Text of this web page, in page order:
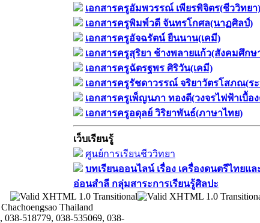
เอกสารครูอัมพวรรณ์ เพียรพิจิตร(ชีววิทยา)
เอกสารครูพิมพ์วดี จันทรโกศล(นาฏศิลป์)
เอกสารครูอัจฉรัตน์ ยืนนาน(เคมี)
เอกสารครูสุริยา ช้างพลายแก้ว(สังคมศึกษ
เอกสารครูฉัตรฐพร ศิริวัน(เคมี)
เอกสารครูรัชดาวรรณ์ จริยาวัตรโสภณ(ร
เอกสารครูเพ็ญนภา ทองดี(วงจรไฟฟ้าเบื้อ
เอกสารครูอดุลย์ วิริยาพันธ์(ภาษาไทย)
เว็บเรียนรู้
ศูนย์การเรียนชีววิทยา
บทเรียนออนไลน์​ เรื่อง​ เครื่องดนตรีไทย
อ่อนสำลี​ กลุ่มสาระการเรียนรู้ศิลปะ
Thailand
038-518779, 038-535069, 038-